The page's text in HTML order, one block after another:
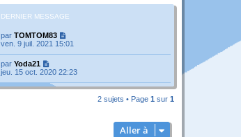
DERNIER MESSAGE
par TOMTOM83
ven. 9 juil. 2021 15:01
par Yoda21
jeu. 15 oct. 2020 22:23
2 sujets • Page 1 sur 1
Aller à